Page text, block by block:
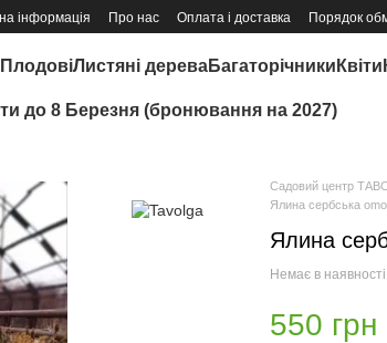
інформація Про нас Оплата і доставка Порядок
ПлодовіЛистяні дереваБагаторічники Квіти
до 8 Березня (бронювання на 2027)
Садовий центр
Ялина сербська
Ялина
Немає в наявності
550 грн